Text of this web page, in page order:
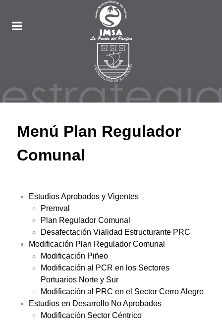
Menú Plan Regulador
Comunal
Estudios Aprobados y Vigentes
Premval
Plan Regulador Comunal
Desafectación Vialidad Estructurante PRC
Modificación Plan Regulador Comunal
Modificación Piñeo
Modificación al PCR en los Sectores
Portuarios Norte y Sur
Modificación al PRC en el Sector Cerro Alegre
Estudios en Desarrollo No Aprobados
Modificación Sector Céntrico